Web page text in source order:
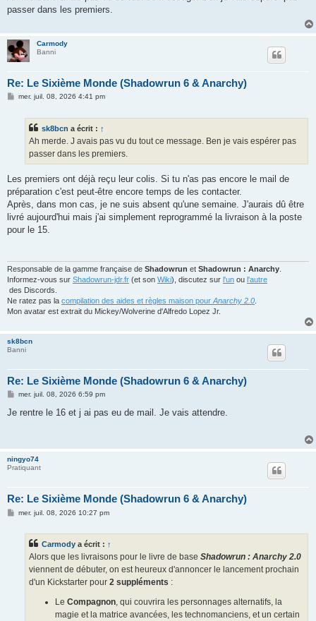
a
passer dans les premiers.
Carmody
Banni
Re: Le Sixième Monde (Shadowrun 6 & Anarchy)
Mmer. juil. 08, 2026 4:41 pm
sk8bcn a écrit : ↑
Ah merde. J avais pas vu du tout ce message. Ben je vais espérer pas
passer dans les premiers.
Les premiers ont déjà reçu leur colis. Si tu n'as pas encore le mail de
préparation c'est peut-être encore temps de les contacter.
Après, dans mon cas, je ne suis absent qu'une semaine. J'aurais dû être
livré aujourd'hui mais j'ai simplement reprogrammé la livraison à la poste
pour le 15.
Responsable de la gamme française de Shadowrun et Shadowrun : Anarchy
Informez-vous sur Shadowrun-jdr.fr (et son Wiki), discutez sur l'un ou l'autre
des Discords.
Ne ratez pas la compilation des aides et règles maison pour Anarchy 2.0
Mon avatar est extrait du Mickey/Wolverine d'Alfredo Lopez Jr.
sk8bcn
Banni
Re: Le Sixième Monde (Shadowrun 6 & Anarchy)
M
s
mer. juil. 08, 2026 6:59 pm
Je rentre le 16 et j ai pas eu de mail. Je vais attendre.
ningyo74
Pratiquant
Re: Le Sixième Monde (Shadowrun 6 & Anarchy)
Mmer. juil. 08, 2026 10:27 pm
Carmody a écrit : ↑
Alors que les livraisons pour le livre de base Shadowrun : Anarchy 2.0
viennent de débuter, on est heureux d'annoncer le lancement prochain
d'un Kickstarter pour 2 suppléments :
LeCompagnon , qui couvrira les personnages alternatifs, la
magie et la matrice avancées, les technomanciens, et un certain